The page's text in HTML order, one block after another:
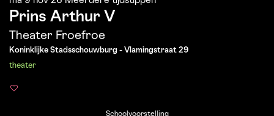
Prins Arthur V
Theater Froefroe
Koninklijke Stadsschouwburg - Vlamingstraat 29
theater
Schoolvoorstelling